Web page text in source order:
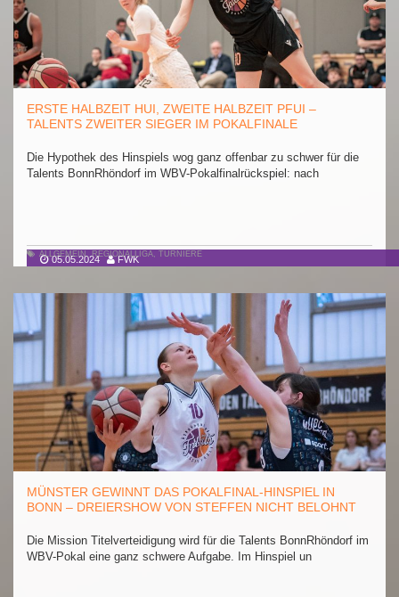
05.05.2024 FWK
ERSTE HALBZEIT HUI, ZWEITE HALBZEIT PFUI –
TALENTS ZWEITER SIEGER IM POKALFINALE
Die Hypothek des Hinspiels wog ganz offenbar zu schwer für die
Talents BonnRhöndorf im WBV-Pokalfinalrückspiel: nach
ALLGEMEIN,REGIONALLIGA, TURNIERE
MÜNSTER GEWINNT DAS POKALFINAL-HINSPIEL IN
BONN – DREIERSHOW VON STEFFEN NICHT BELOHNT
Die Mission Titelverteidigung wird für die Talents BonnRhöndorf im
WBV-Pokal eine ganz schwere Aufgabe. Im Hinspiel un